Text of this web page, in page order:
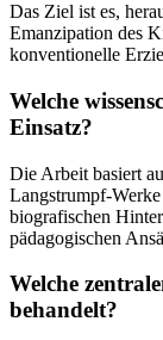
Das Ziel ist es,
Emanzipation des
konventionelle
Welche
Einsatz?
Die Arbeit basiert
Langstrumpf-
biografischen
pädagogischen
Welche
behandelt?